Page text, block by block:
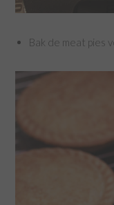
Bak de meat pies